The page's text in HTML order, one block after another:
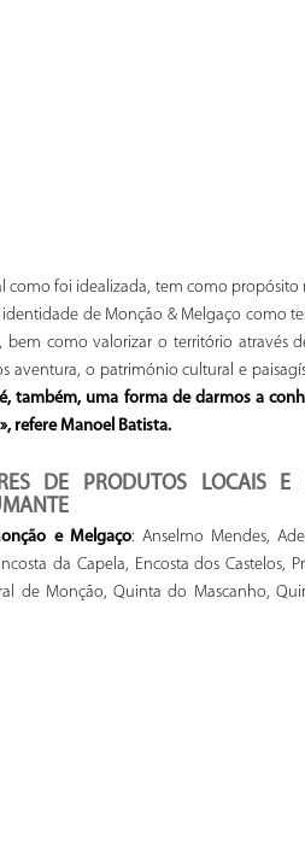
como foi idealizada, tem como propósito
de Monção & Melgaço como
bem como valorizar o território através
aventura, o património cultural e
também, uma forma de darmos a
refere Manoel Batista.
DE PRODUTOS LOCAIS E
e Melgaço: Anselmo Mendes,
da Capela, Encosta dos Castelos,
de Monção, Quinta do Mascanho,